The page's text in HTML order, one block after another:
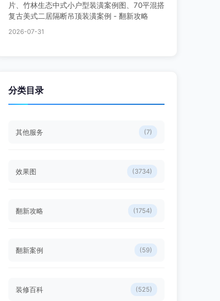
片、竹林生态中式小户型装潢案例图、70平混搭
复古美式二居隔断吊顶装潢案例 - 翻新攻略
2026-07-31
分类目录
其他服务 (7)
效果图 (3734)
翻新攻略 (1754)
翻新案例 (59)
装修百科 (525)